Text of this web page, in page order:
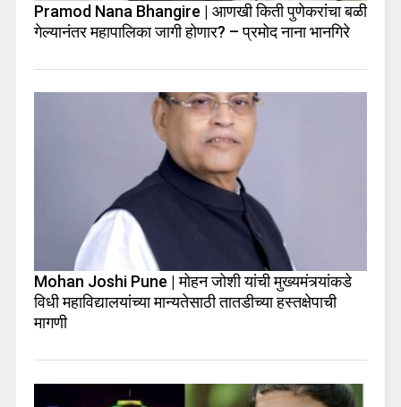
Pramod Nana Bhangire | आणखी किती पुणेकरांचा बळी
गेल्यानंतर महापालिका जागी होणार? – प्रमोद नाना भानगिरे
Mohan Joshi Pune | मोहन जोशी यांची मुख्यमंत्र्यांकडे
विधी महाविद्यालयांच्या मान्यतेसाठी तातडीच्या हस्तक्षेपाची
मागणी